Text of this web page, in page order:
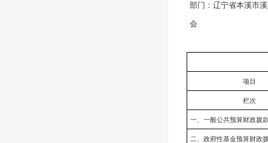
部门：辽宁省本溪市
会
项目
栏次
一、一般公共预算财政拨
二、政府性基金预算财政